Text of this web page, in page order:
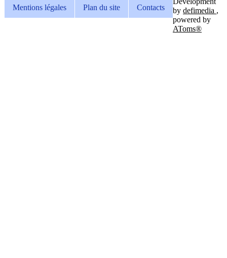
Mentions légales Plan du site Contacts
by defimedia ,
powered by
AToms®